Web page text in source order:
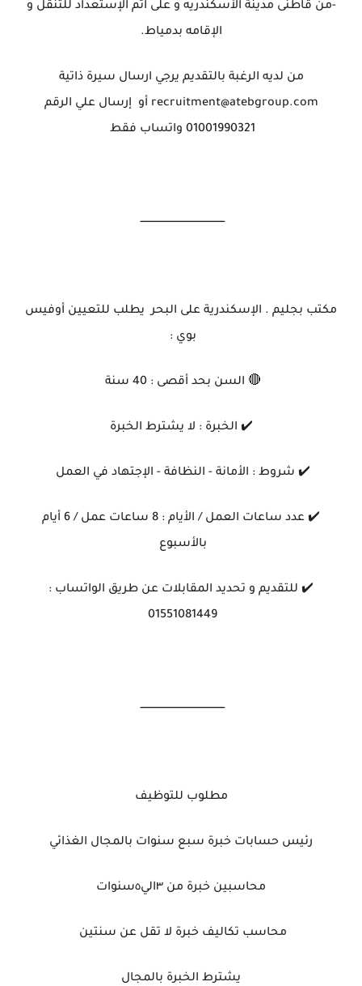
-من قاطنى مدينة الأسكندريه و على اتم الإستعداد للتنقل و
الإقامه بدمياط.
من لديه الرغبة بالتقديم يرجي ارسال سيرة ذاتية
recruitment@atebgroup.com أو إرسال علي الرقم
01001990321 واتساب فقط
ــــــــــــــــــــــــــــــــــــــــــــــــــــ
مكتب بجليم . الإسكندرية على البحر يطلب للتعيين أوفيس
بوي :
🔴 السن بحد أقصى : 40 سنة
✔️ الخبرة : لا يشترط الخبرة
✔️ شروط : الأمانة - النظافة - الإجتهاد في العمل
✔️ عدد ساعات العمل / الأيام : 8 ساعات عمل / 6 أيام
بالأسبوع
✔️ للتقديم و تحديد المقابلات عن طريق الواتساب :
01551081449
ــــــــــــــــــــــــــــــــــــــــــــــــــــ
مطلوب للتوظيف
رئيس حسابات خبرة سبع سنوات بالمجال الغذائي
محاسبين خبرة من ٣الي٥سنوات
محاسب تكاليف خبرة لا تقل عن سنتين
يشترط الخبرة بالمجال